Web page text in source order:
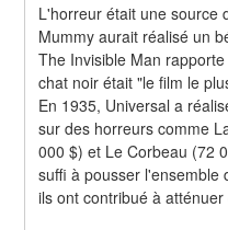
L'horreur était une source
Mummy aurait réalisé un
The Invisible Man
chat noir était "le film le
En 1935, Universal a
sur des horreurs comme
000 $) et Le Corbeau (72
suffi à pousser l'ensemble
ils ont contribué à